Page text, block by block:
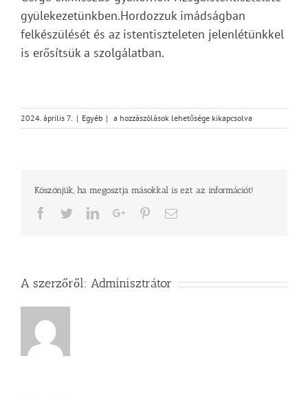
gyülekezetünkben.Hordozzuk imádságban
felkészülését és az istentiszteleten jelenlétünkkel
is erősítsük a szolgálatban.
2024. április 7. | Egyéb | Pálfi
Gergő
a hozzászólások lehetősége kikapcsolva
Köszönjük, ha megosztja másokkal is ezt az információt!
Facebook
TwitterLinkedInGoogle+PinterestEmail
A szerzőről: Adminisztrátor